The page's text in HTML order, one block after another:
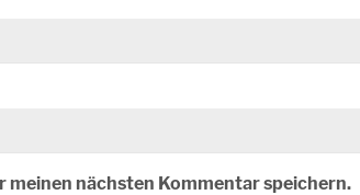
meinen nächsten Kommentar speichern.